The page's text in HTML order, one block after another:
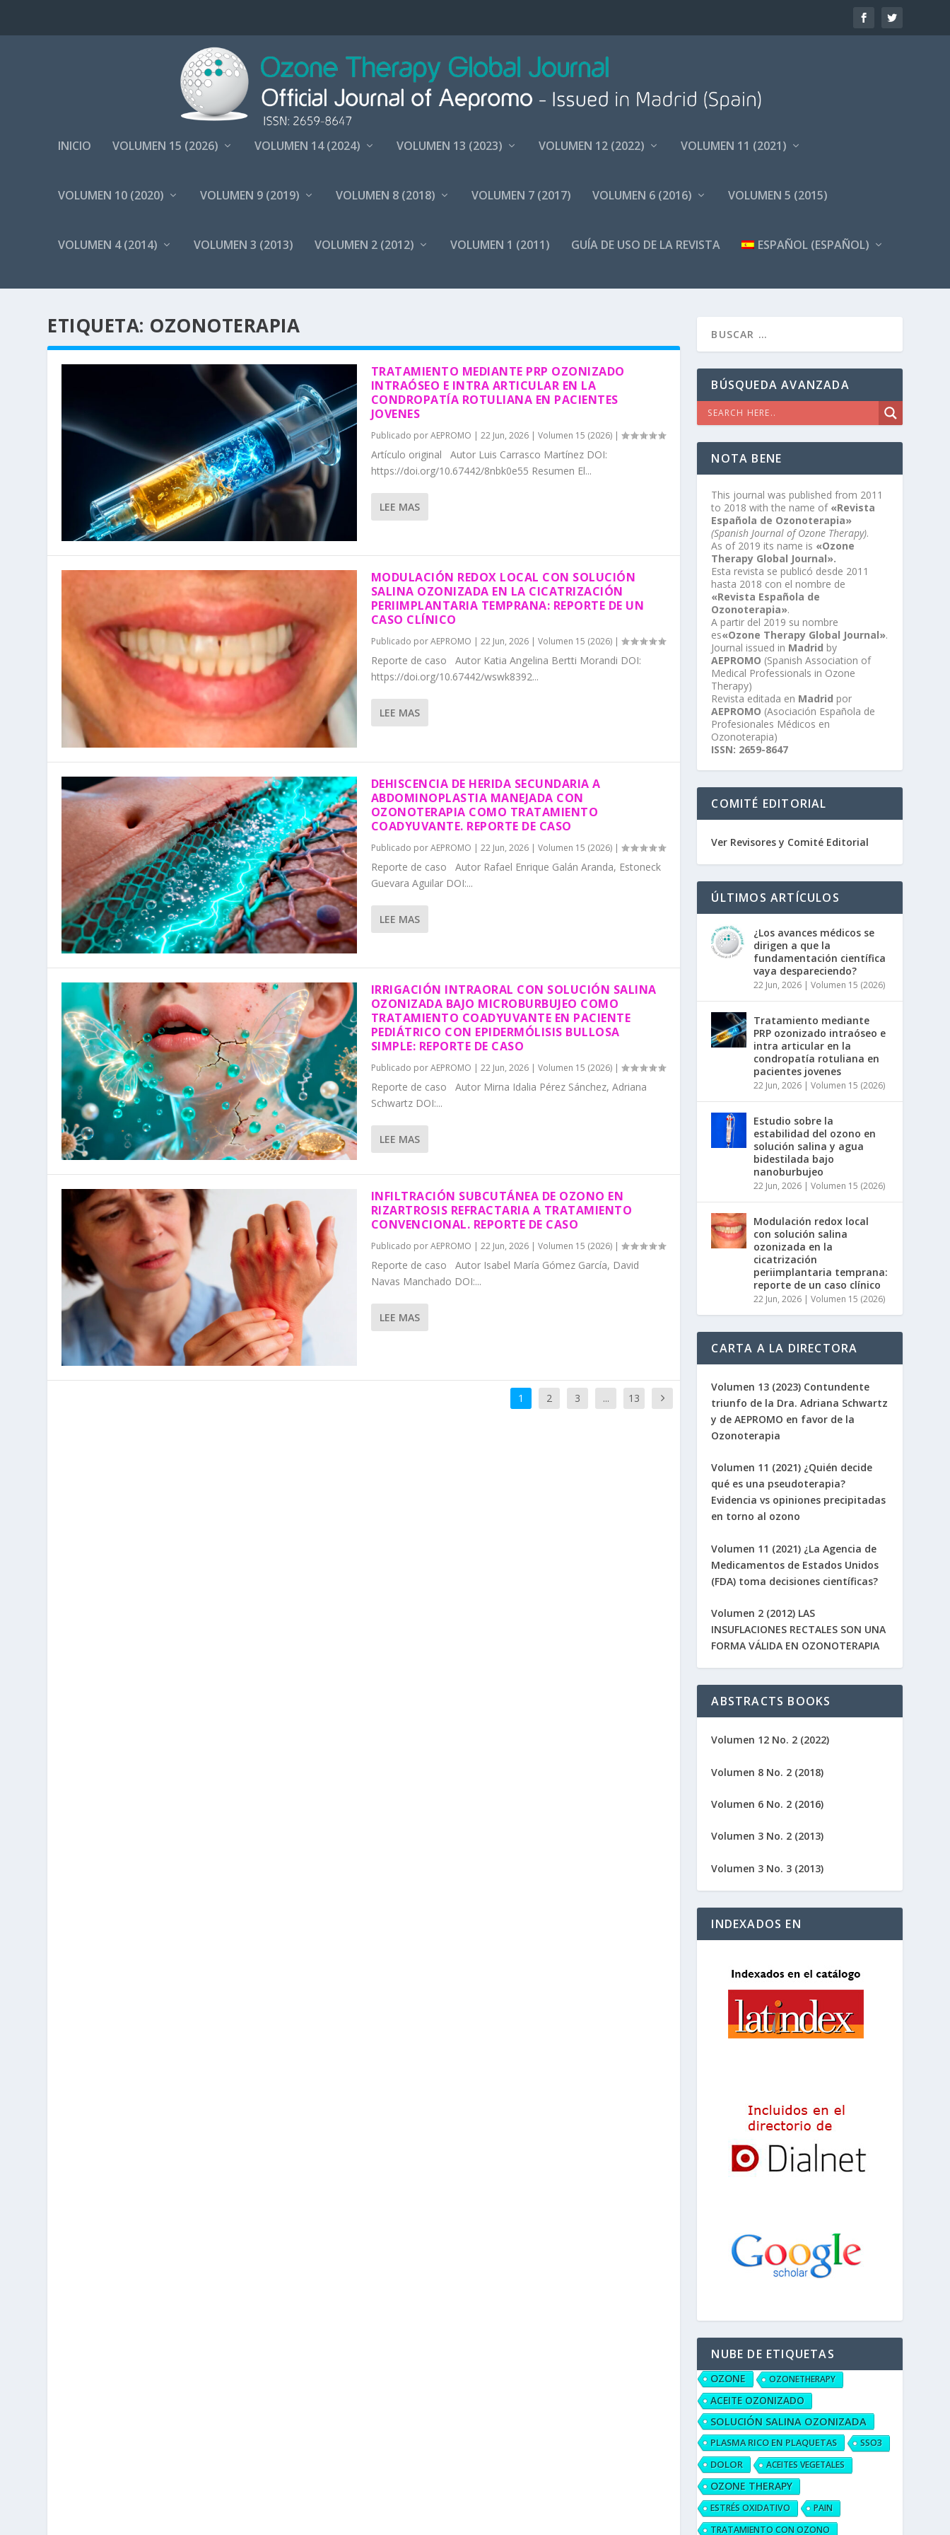
INICIO VOLUMEN 15 (2026) VOLUMEN 14 (2024) VOLUMEN 13 (2023) VOLUMEN 12 (2022) VOLUMEN 11 (2021)
VOLUMEN 10 (2020) VOLUMEN 9 (2019) VOLUMEN 8 (2018) VOLUMEN 7 (2017) VOLUMEN 6 (2016) VOLUMEN 5 (2015)
VOLUMEN 4 (2014) VOLUMEN 3 (2013) VOLUMEN 2 (2012) VOLUMEN 1 (2011) GUÍA DE USO DE LA REVISTA ESPAÑOL (ESPAÑOL)
ETIQUETA: OZONOTERAPIA
TRATAMIENTO MEDIANTE PRP OZONIZADO
INTRAÓSEO E INTRA ARTICULAR EN LA
CONDROPATÍA ROTULIANA EN PACIENTES
JOVENES
Publicado porAEPROMO | 22 Jun, 2026| Volumen 15 (2026)|
Artículo original Autor Luis Carrasco Martínez DOI:
https://doi.org/10.67442/8nbk0e55 Resumen El...
LEE MAS
MODULACIÓN REDOX LOCAL CON SOLUCIÓN
SALINA OZONIZADA EN LA CICATRIZACIÓN
PERIIMPLANTARIA TEMPRANA: REPORTE DE UN
CASO CLÍNICO
Publicado porAEPROMO | 22 Jun, 2026| Volumen 15 (2026)|
Reporte de caso Autor Katia Angelina Bertti Morandi DOI:
https://doi.org/10.67442/wswk8392...
LEE MAS
DEHISCENCIA DE HERIDA SECUNDARIA A
ABDOMINOPLASTIA MANEJADA CON
OZONOTERAPIA COMO TRATAMIENTO
COADYUVANTE. REPORTE DE CASO
Publicado porAEPROMO | 22 Jun, 2026| Volumen 15 (2026)|
Reporte de caso Autor Rafael Enrique Galán Aranda, Estoneck
Guevara Aguilar DOI:...
LEE MAS
IRRIGACIÓN INTRAORAL CON SOLUCIÓN SALINA
OZONIZADA BAJO MICROBURBUJEO COMO
TRATAMIENTO COADYUVANTE EN PACIENTE
PEDIÁTRICO CON EPIDERMÓLISIS BULLOSA
SIMPLE: REPORTE DE CASO
Publicado porAEPROMO | 22 Jun, 2026| Volumen 15 (2026)|
Reporte de caso Autor Mirna Idalia Pérez Sánchez, Adriana
Schwartz DOI:...
LEE MAS
INFILTRACIÓN SUBCUTÁNEA DE OZONO EN
RIZARTROSIS REFRACTARIA A TRATAMIENTO
CONVENCIONAL. REPORTE DE CASO
Publicado porAEPROMO | 22 Jun, 2026| Volumen 15 (2026)|
Reporte de caso Autor Isabel María Gómez García, David
Navas Manchado DOI:...
LEE MAS
1 2 3 ... 13
BÚSQUEDA AVANZADA
NOTA BENE
This journal was published from 2011
to 2018 with the name of «Revista
Española de Ozonoterapia»
(Spanish Journal of Ozone Therapy).
As of 2019 its name is «Ozone
Therapy Global Journal».
Esta revista se publicó desde 2011
hasta 2018 con el nombre de
«Revista Española de
Ozonoterapia».
A partir del 2019 su nombre
es«Ozone Therapy Global Journal».
Journal issued in Madrid by
AEPROMO (Spanish Association of
Medical Professionals in Ozone
Therapy)
Revista editada en Madrid por
AEPROMO (Asociación Española de
Profesionales Médicos en
Ozonoterapia)
ISSN: 2659-8647
COMITÉ EDITORIAL
Ver Revisores y Comité Editorial
ÚLTIMOS ARTÍCULOS
¿Los avances médicos se
dirigen a que la
fundamentación científica
vaya despareciendo?
22 Jun, 2026 |Volumen 15 (2026)
Tratamiento mediante
PRP ozonizado intraóseo e
intra articular en la
condropatía rotuliana en
pacientes jovenes
22 Jun, 2026 |Volumen 15 (2026)
Estudio sobre la
estabilidad del ozono en
solución salina y agua
bidestilada bajo
nanoburbujeo
22 Jun, 2026 |Volumen 15 (2026)
Modulación redox local
con solución salina
ozonizada en la
cicatrización
periimplantaria temprana:
reporte de un caso clínico
22 Jun, 2026 |Volumen 15 (2026)
CARTA A LA DIRECTORA
Volumen 13 (2023) Contundente
triunfo de la Dra. Adriana Schwartz
y de AEPROMO en favor de la
Ozonoterapia
Volumen 11 (2021) ¿Quién decide
qué es una pseudoterapia?
Evidencia vs opiniones precipitadas
en torno al ozono
Volumen 11 (2021) ¿La Agencia de
Medicamentos de Estados Unidos
(FDA) toma decisiones científicas?
Volumen 2 (2012) LAS
INSUFLACIONES RECTALES SON UNA
FORMA VÁLIDA EN OZONOTERAPIA
ABSTRACTS BOOKS
Volumen 12 No. 2 (2022)
Volumen 8 No. 2 (2018)
Volumen 6 No. 2 (2016)
Volumen 3 No. 2 (2013)
Volumen 3 No. 3 (2013)
INDEXADOS EN
NUBE DE ETIQUETAS
OZONE OZONETHERAPY
ACEITE OZONIZADO
SOLUCIÓN SALINA OZONIZADA
PLASMA RICO EN PLAQUETAS SSO3
DOLOR ACEITES VEGETALES
OZONE THERAPY
ESTRÉS OXIDATIVO
PAIN
TRATAMIENTO CON OZONO